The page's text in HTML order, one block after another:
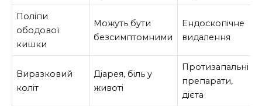
Поліпи
ободової
кишки
Можуть бути
безсимптомними
Ендоскопічне
видалення
Виразковий
коліт
Діарея, біль у
животі
Протизапальні
препарати,
дієта